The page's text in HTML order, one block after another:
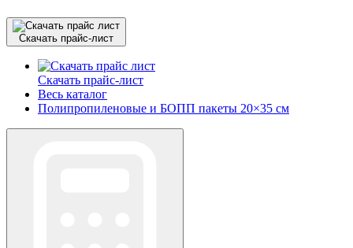
Скачать прайс-лист
Скачать прайс-лист
Весь каталог
Полипропиленовые и БОПП пакеты 20×35 см